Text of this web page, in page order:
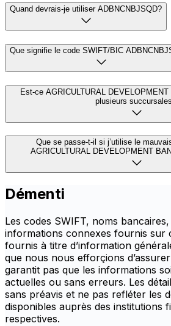
Quand devrais-je utiliser ADBNCNBJSQD?
Que signifie le code SWIFT/BIC
Est-ce AGRICULTURAL
plusieurs
Que se passe-t-il si j’utilise le
AGRICULTURAL DEVELOPMENT
Démenti
Les codes SWIFT, noms
informations connexes fournis sur
fournis à titre d’information
que nous nous efforçions
garantit pas que les informations
actuelles ou sans erreurs. Les
sans préavis et ne pas refléter les
disponibles auprès des institutions
respectives.